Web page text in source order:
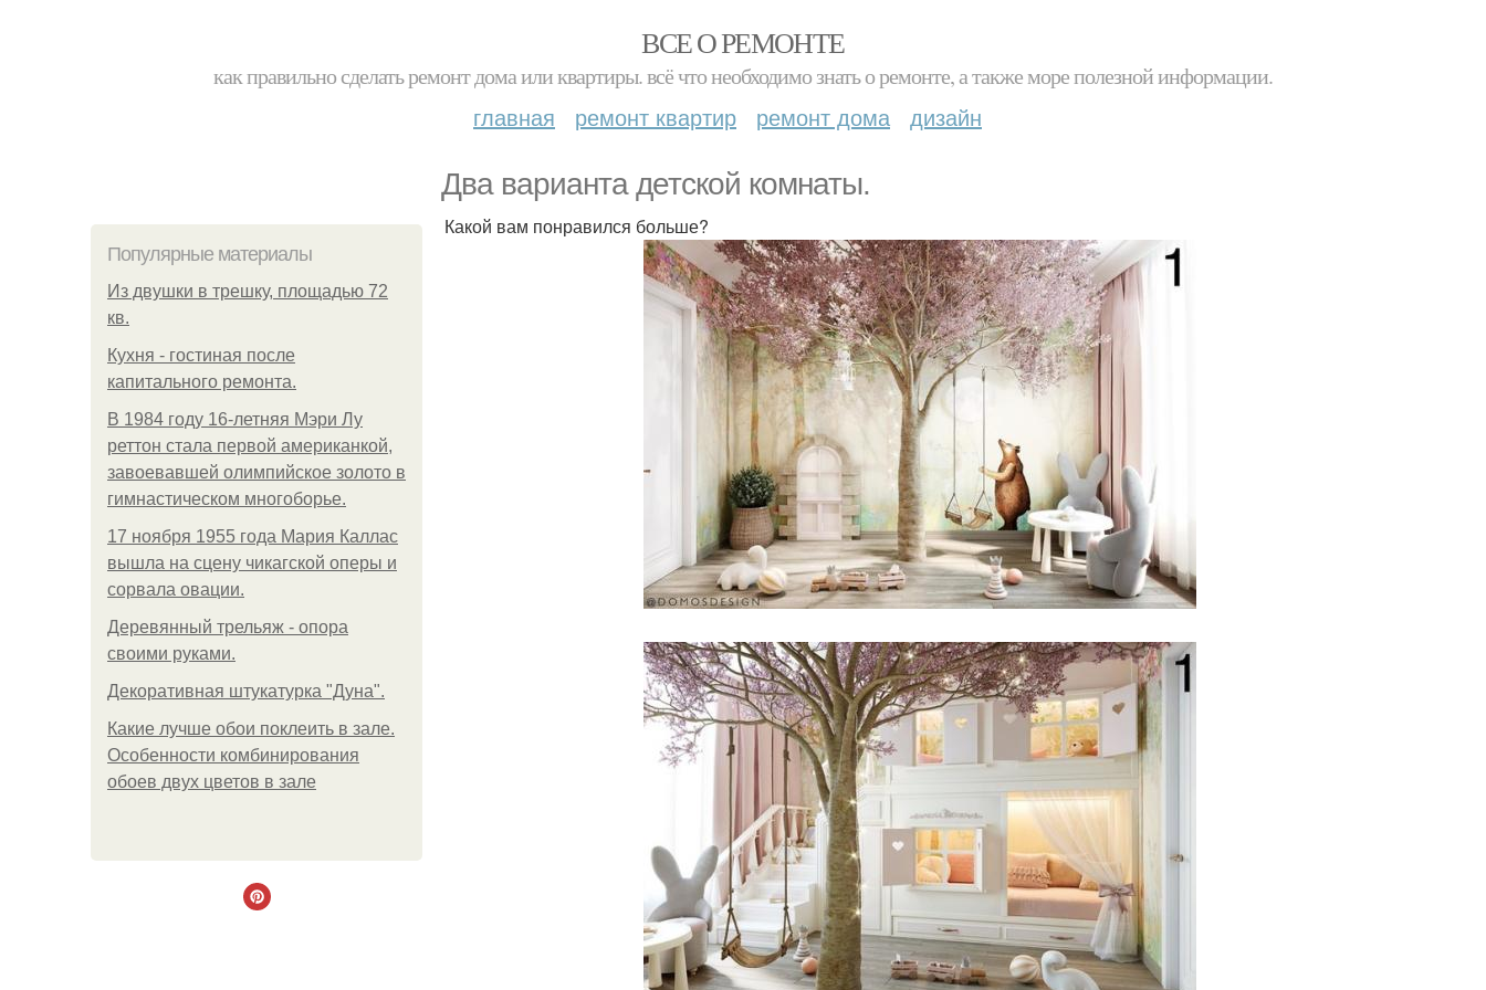
ВСЕ О РЕМОНТЕ
как правильно сделать ремонт дома или квартиры. всё что необходимо знать о ремонте, а также море полезной информации.
главная ремонт квартир ремонт дома дизайн
Два варианта детской комнаты.
Популярные материалы
Из двушки в трешку, площадью 72
кв.
Кухня - гостиная после
капитального ремонта.
В 1984 году 16-летняя Мэри Лу
реттон стала первой американкой,
завоевавшей олимпийское золото в
гимнастическом многоборье.
17 ноября 1955 года Мария Каллас
вышла на сцену чикагской оперы и
сорвала овации.
Деревянный трельяж - опора
своими руками.
Декоративная штукатурка "Дуна".
Какие лучше обои поклеить в зале.
Особенности комбинирования
обоев двух цветов в зале
Какой вам понравился больше?